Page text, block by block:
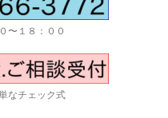
〜１８：００
なチェック式